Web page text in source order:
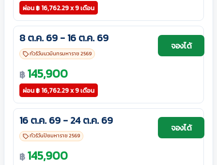
ผ่อน฿ 16,762.29 x 9 เดือน
8 ต.ค. 69 - 16 ต.ค. 69
ทัวร์วันนวมินทรมหาราช 2569
฿145,900
ผ่อน฿ 16,762.29 x 9 เดือน
จองได้
16 ต.ค. 69 - 24 ต.ค. 69
ทัวร์วันปิยมหาราช 2569
฿145,900
จองได้